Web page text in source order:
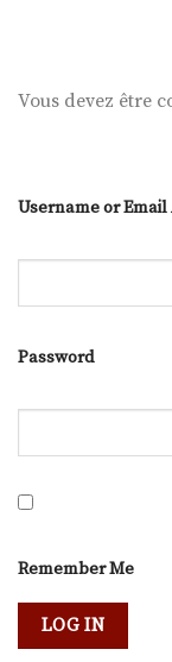
Vous devez être
Username or Email
Password
Remember Me